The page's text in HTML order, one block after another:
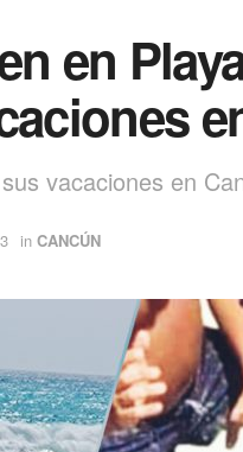
en
vacaciones en
in CANCÚN